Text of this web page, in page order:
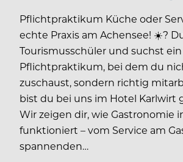
Pflichtpraktikum Küche oder
echte Praxis am Achensee! ☀️?️
Tourismusschüler und suchst ein
Pflichtpraktikum, bei dem du
zuschaust, sondern richtig
bist du bei uns im Hotel Karlwirt
Wir zeigen dir, wie Gastronomie
funktioniert – vom Service am
spannenden…